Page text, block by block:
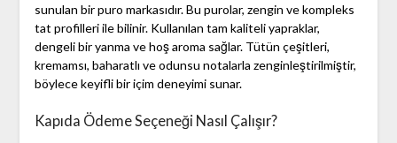
sunulan bir puro markasıdır. Bu purolar, zengin ve kompleks
tat profilleri ile bilinir. Kullanılan tam kaliteli yapraklar,
dengeli bir yanma ve hoş aroma sağlar. Tütün çeşitleri,
kremamsı, baharatlı ve odunsu notalarla zenginleştirilmiştir,
böylece keyifli bir içim deneyimi sunar.
Kapıda Ödeme Seçeneği Nasıl Çalışır?